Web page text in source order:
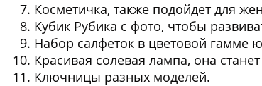
Косметичка, также подойдет для
Кубик Рубика с фото, чтобы
Набор салфеток в цветовой гамме
Красивая солевая лампа, она
Ключницы разных моделей.